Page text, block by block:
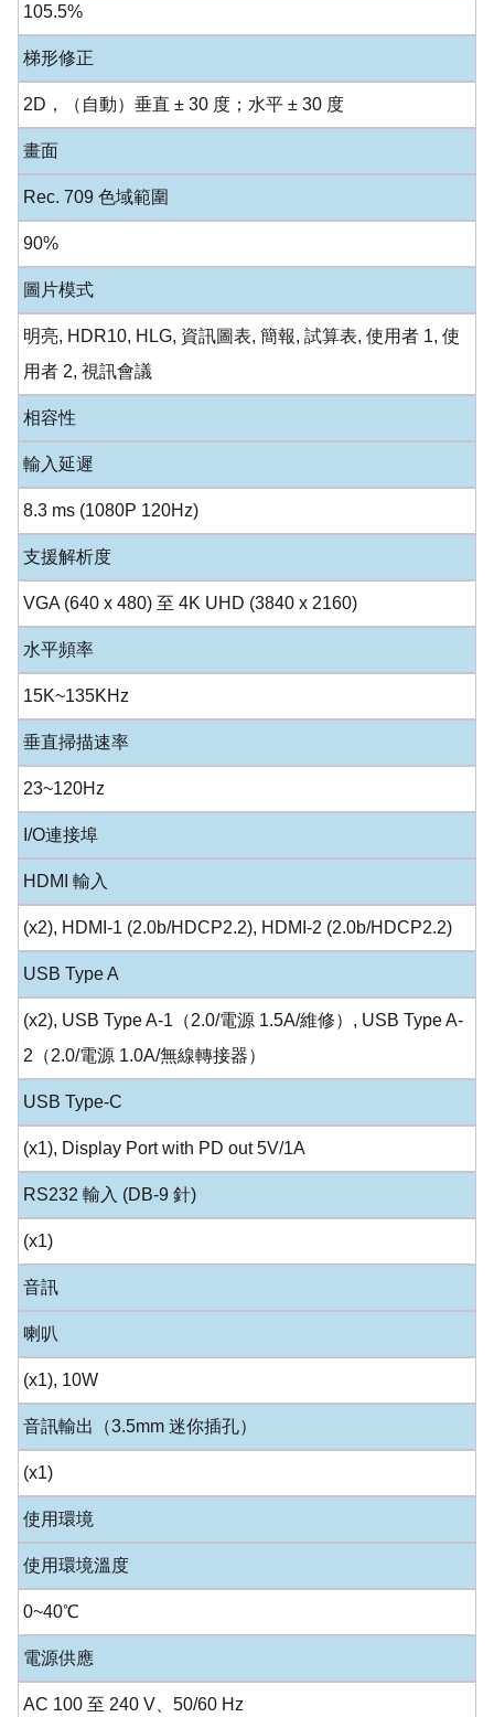
105.5%
梯形修正
2D，（自動）垂直 ± 30 度；水平 ± 30 度
畫面
Rec. 709 色域範圍
90%
圖片模式
明亮, HDR10, HLG, 資訊圖表, 簡報, 試算表, 使用者 1, 使
用者 2, 視訊會議
相容性
輸入延遲
8.3 ms (1080P 120Hz)
支援解析度
VGA (640 x 480) 至 4K UHD (3840 x 2160)
水平頻率
15K~135KHz
垂直掃描速率
23~120Hz
I/O連接埠
HDMI 輸入
(x2), HDMI-1 (2.0b/HDCP2.2), HDMI-2 (2.0b/HDCP2.2)
USB Type A
(x2), USB Type A-1（2.0/電源 1.5A/維修）, USB Type A-
2（2.0/電源 1.0A/無線轉接器）
USB Type-C
(x1), Display Port with PD out 5V/1A
RS232 輸入 (DB-9 針)
(x1)
音訊
喇叭
(x1), 10W
音訊輸出（3.5mm 迷你插孔）
(x1)
使用環境
使用環境溫度
0~40℃
電源供應
AC 100 至 240 V、50/60 Hz